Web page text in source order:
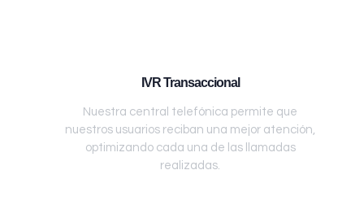
IVR Transaccional
Nuestra central telefónica permite que
nuestros usuarios reciban una mejor atención,
optimizando cada una de las llamadas
realizadas.